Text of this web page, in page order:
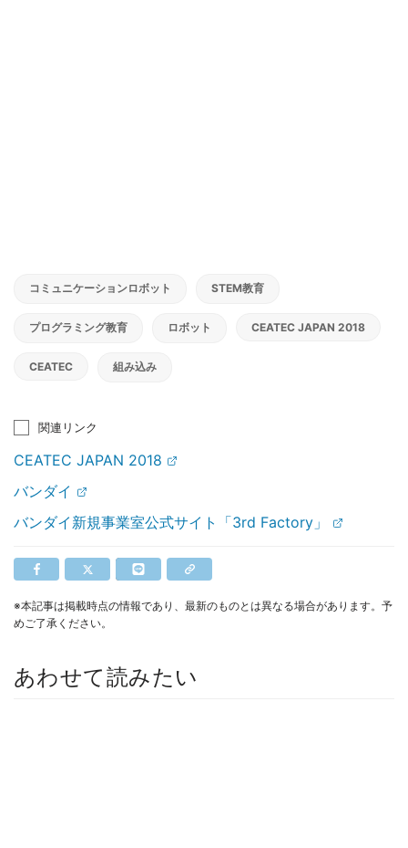
コミュニケーションロボット STEM教育
プログラミング教育 ロボット CEATEC JAPAN 2018
CEATEC 組み込み
関連リンク
CEATEC JAPAN 2018
バンダイ
バンダイ新規事業室公式サイト「3rd Factory」
※本記事は掲載時点の情報であり、最新のものとは異なる場合があります。予
めご了承ください。
あわせて読みたい